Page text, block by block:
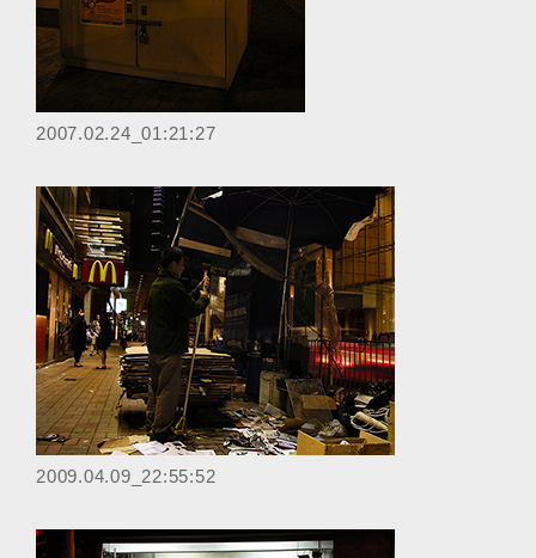
‎2007.02.24_01:21:27
2009.04.09_22:55:52